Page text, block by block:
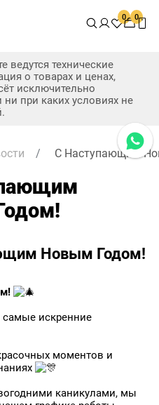
0 0
ведутся технические
о товарах и ценах,
исключительно
при каких условиях не
/ С Наступающим
Новым Годом!
искренние
моментов и
каникулами, мы